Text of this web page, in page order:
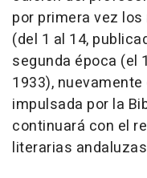
por primera vez
(del 1 al 14,
segunda época (el
1933),
impulsada por la
continuará con el
literarias